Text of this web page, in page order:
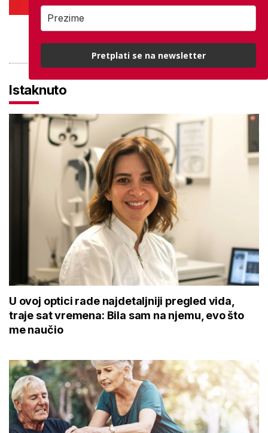
PROVJERITE PONUDU
Istaknuto
U ovoj optici rade najdetaljniji pregled vida,
traje sat vremena: Bila sam na njemu, evo što
me naučio
Pretplati se na newsletter